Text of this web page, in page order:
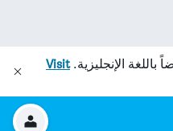
باللغة الإنجليزية.Visit